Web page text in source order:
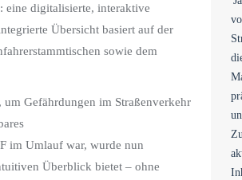
eine digitalisierte, interaktive
Übersicht basiert auf der
sowie dem
Gefährdungen im Straßenverkehr
im Umlauf war, wurde nun
Überblick bietet – ohne